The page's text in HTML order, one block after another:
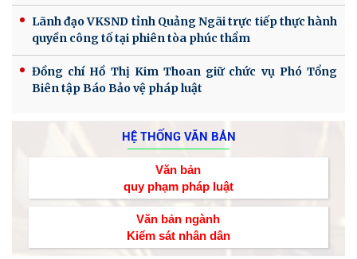
Lãnh đạo VKSND tỉnh Quảng Ngãi trực tiếp thực hành
quyền công tố tại phiên tòa phúc thẩm
Đồng chí Hồ Thị Kim Thoan giữ chức vụ Phó Tổng
Biên tập Báo Bảo vệ pháp luật
HỆ THỐNG VĂN BẢN
Văn bản
quy phạm pháp luật
Văn bản ngành
Kiểm sát nhân dân